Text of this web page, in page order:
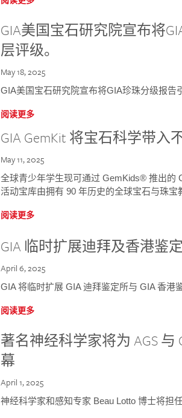
GIA美国宝石研究院宣布将
层评级。
May 18, 2025
GIA美国宝石研究院宣布将GIA珍珠分级报告
阅读更多
GIA GemKit 将宝石科学带入
May 11, 2025
全球青少年学生现可通过 GemKids® 推出
活动宝库由拥有 90 年历史的全球宝石与珠
阅读更多
GIA 临时扩展迪拜及香港鉴
April 6, 2025
GIA 将临时扩展 GIA 迪拜鉴定所与 GIA 香港
阅读更多
著名神经科学家将为 AGS 与
幕
April 1, 2025
神经科学家和感知专家 Beau Lotto 博士将担